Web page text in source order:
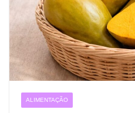
ALIMENTAÇÃO